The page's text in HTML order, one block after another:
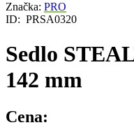
Značka: PRO
ID: PRSA0320
Sedlo
142 mm
Cena: